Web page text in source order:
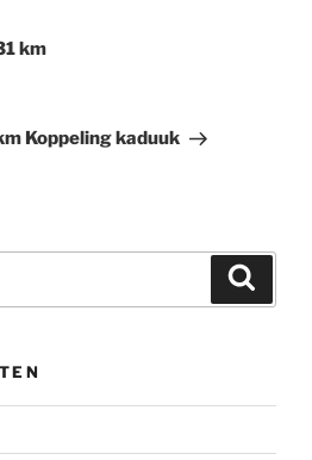
km
Koppeling kaduuk